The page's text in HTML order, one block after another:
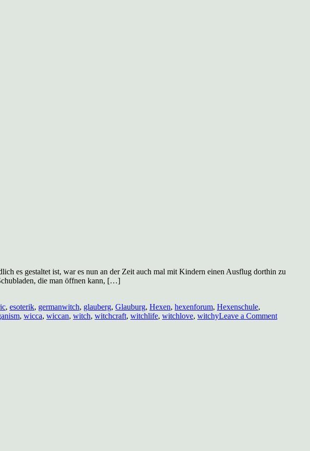
es gestaltet ist, war es nun an der Zeit auch mal mit Kindern einen Ausflug dorthin zu
die man öffnen kann, […]
, esoterik, germanwitch, glauberg, Glauburg, Hexen, hexenforum, Hexenschule,
, wicca, wiccan, witch, witchcraft, witchlife, witchlove, witchyLeave a Commenton